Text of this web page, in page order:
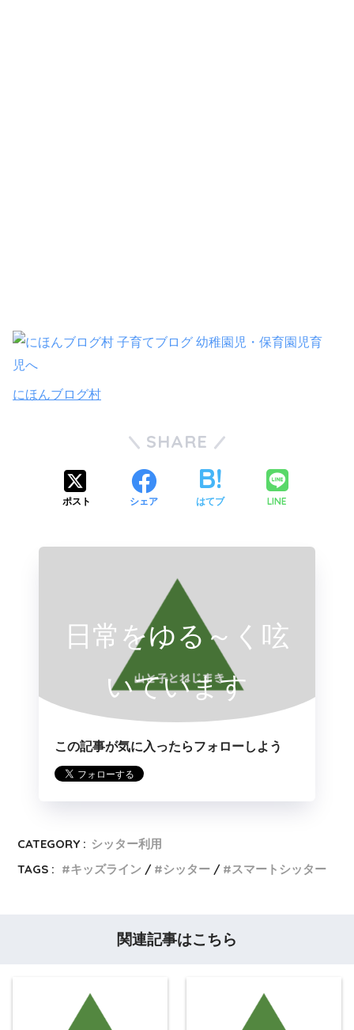
にほんブログ村
SHARE
ポスト シェア はてブ LINE
日常をゆる～く呟
いています
この記事が気に入ったらフォローしよう
CATEGORY : シッター利用
TAGS :
キッズライン シッター スマートシッター
関連記事はこちら